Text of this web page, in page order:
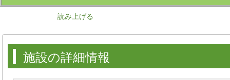
読み上げる
施設の詳細情報